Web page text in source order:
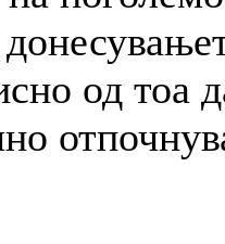
од тоа